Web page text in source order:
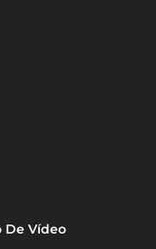
De Vídeo